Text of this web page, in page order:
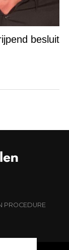
besluit
PROCEDURE